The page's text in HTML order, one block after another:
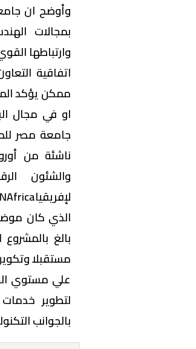
وأوضح ان
بمجالات
وارتباطها
اتفاقية
ممكن يؤكد
او في مجال
جامعة مصر
ناشئة من
الذي كان
بالغ
مستقبلا
علي مستوي
لتطوير
بالجوانب